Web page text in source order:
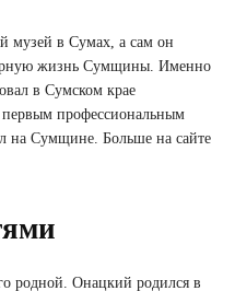
музей в Сумах, а сам он
жизнь Сумщины. Именно
в Сумском крае
первым профессиональным
на Сумщине. Больше на сайте
родной. Онацкий родился в